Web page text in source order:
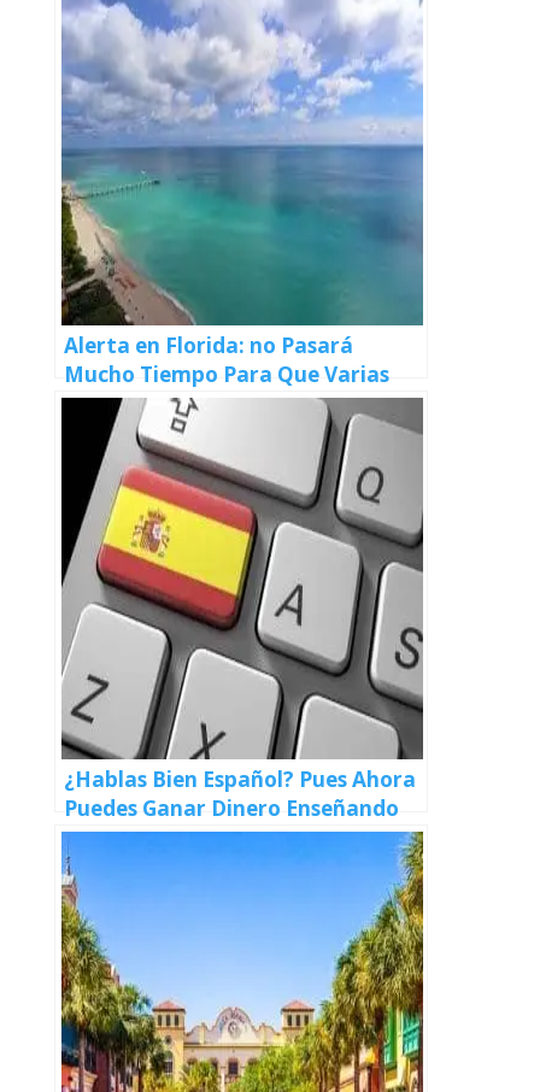
Alerta en Florida: no Pasará
Mucho Tiempo Para Que Varias
Ciudades Desaparezcan Bajo el
Agua
¿Hablas Bien Español? Pues Ahora
Puedes Ganar Dinero Enseñando
Español Desde la Casa